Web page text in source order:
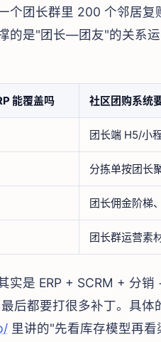
个团长群里 200 个邻居复
的是"团长—团友"的关系
能覆盖吗 社区团购系统
团长端 H5/小
分拣单按团长
团长佣金阶梯
团长群运营素
实是 ERP + SCRM + 分
后都要打很多补丁。具体
里讲的"先看库存模型再